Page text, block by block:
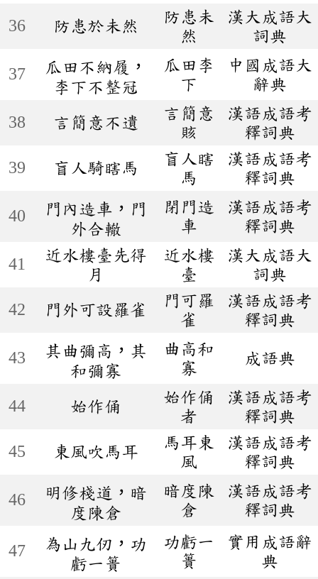
36
防患於未然
防患未
然
漢大成語大
詞典
37
瓜田不納履，
李下不整冠
瓜田李
下
中國成語大
辭典
38 言簡意不遺
言簡意
賅
漢語成語考
釋詞典
39
盲人騎瞎馬
盲人瞎
馬
漢語成語考
釋詞典
40
門內造車，門
外合轍
閉門造
車
漢語成語考
釋詞典
41
近水樓臺先得
月
近水樓
臺
漢大成語大
詞典
42
門外可設羅雀
門可羅
雀
漢語成語考
釋詞典
43
其曲彌高，其
和彌寡
曲高和
寡
成語典
44 始作俑
始作俑
者
漢語成語考
釋詞典
45
東風吹馬耳
馬耳東
風
漢語成語考
釋詞典
46
明修棧道，暗
度陳倉
暗度陳
倉
漢語成語考
釋詞典
47
為山九仞，功
虧一簣
功虧一
簣
實用成語辭
典